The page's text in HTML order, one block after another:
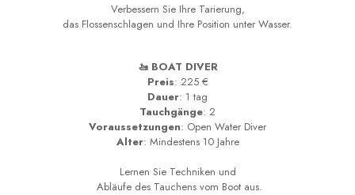
Verbessern Sie Ihre Tarierung,
das Flossenschlagen und Ihre Position unter Wasser.
🚤 BOAT DIVER
Preis: 225 €
Dauer: 1 tag
Tauchgänge: 2
Voraussetzungen: Open Water Diver
Alter: Mindestens 10 Jahre
Lernen Sie Techniken und
Abläufe des Tauchens vom Boot aus.